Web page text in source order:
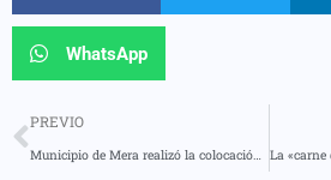
WhatsApp
PREVIO
Municipio de Mera realizó la colocación de la primera piedra del Mantenimiento y adecuación de la infraestructura hidrosanitaria en la comunidad La Libertad